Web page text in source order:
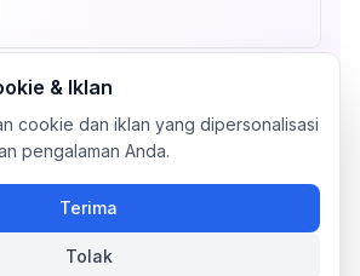
& Iklan
cookie dan iklan yang dipersonalisasi
pengalaman Anda.
Terima
Tolak